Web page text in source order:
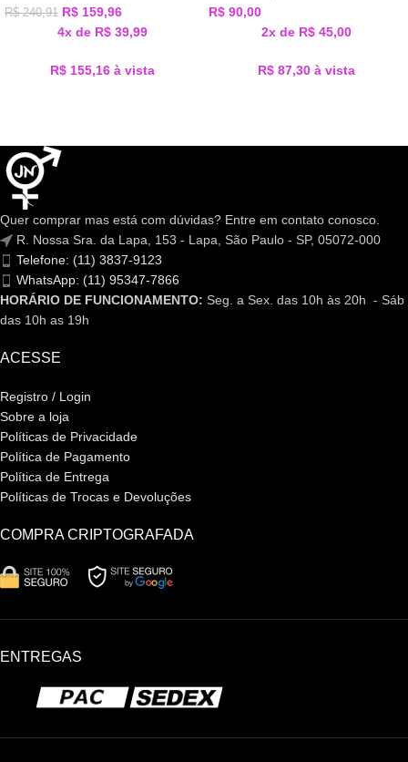
R$240,91 R$ 159,96
4x de R$39,99
R$155,16 à vista
R$ 90,00
2x de R$45,00
R$87,30 à vista
Quer comprar mas está com dúvidas? Entre em contato conosco.
R. Nossa Sra. da Lapa, 153 - Lapa, São Paulo - SP, 05072-000
Telefone: (11) 3837-9123
WhatsApp: (11) 95347-7866
HORÁRIO DE FUNCIONAMENTO: Seg. a Sex. das 10h às 20h - Sáb
das 10h as 19h
ACESSE
Registro / Login
Sobre a loja
Políticas de Privacidade
Política de Pagamento
Política de Entrega
Políticas de Trocas e Devoluções
COMPRA CRIPTOGRAFADA
ENTREGAS